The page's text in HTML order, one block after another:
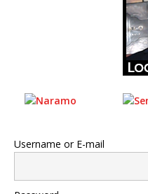
Username or E-mail